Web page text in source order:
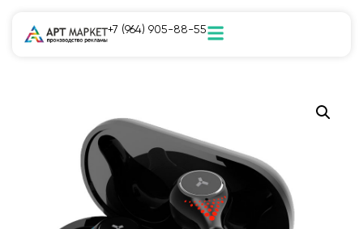
+7 (964) 905-88-55